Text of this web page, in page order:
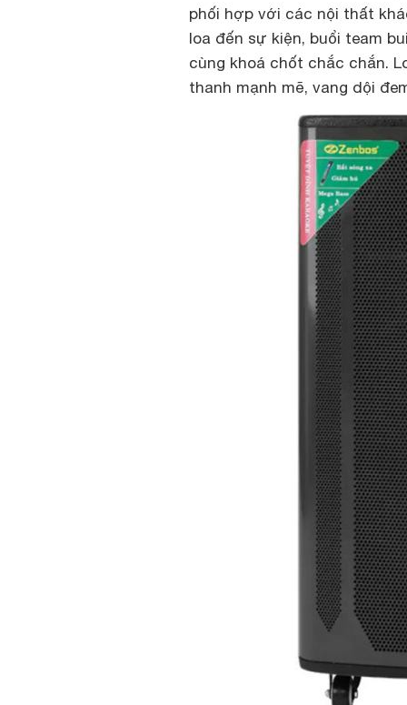
phối hợp với các nội thất
loa đến sự kiện, buổi team
cùng khoá chốt chắc chắn.
thanh mạnh mẽ, vang dội